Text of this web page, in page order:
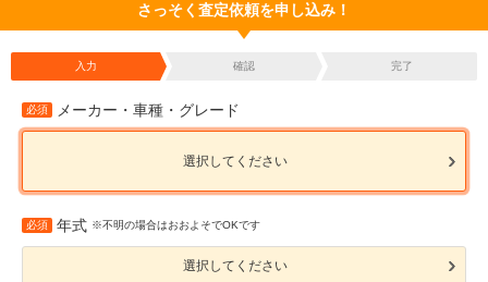
さっそく査定依頼を申し込み！
入力 確認 完了
必須 メーカー・車種・グレード
選択してください
必須 年式 ※不明の場合はおおよそでOKです
選択してください